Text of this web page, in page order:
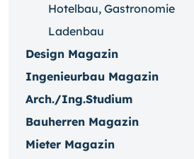
Hotelbau, Gastronomie
Ladenbau
Design Magazin
Ingenieurbau Magazin
Arch./Ing.Studium
Bauherren Magazin
Mieter Magazin